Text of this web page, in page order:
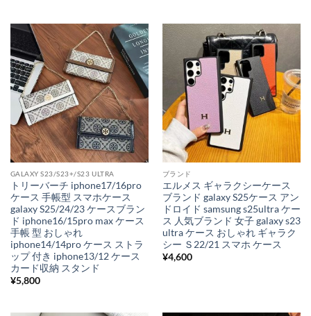
GALAXY S23/S23+/S23 ULTRA
トリーバーチ iphone17/16pro
ケース 手帳型 スマホケース
galaxy S25/24/23 ケースブラン
ド iphone16/15pro max ケース
手帳 型 おしゃれ
iphone14/14pro ケース ストラ
ップ 付き iphone13/12 ケース
カード収納 スタンド
¥5,800
ブランド
エルメス ギャラクシーケース
ブランド galaxy S25ケース アン
ドロイド samsung s25ultra ケー
ス 人気ブランド 女子 galaxy s23
ultra ケース おしゃれ ギャラク
シー Ｓ22/21 スマホ ケース
¥4,600